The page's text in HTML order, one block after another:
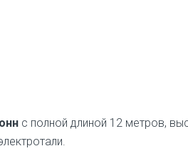
с полной длиной 12 метров,